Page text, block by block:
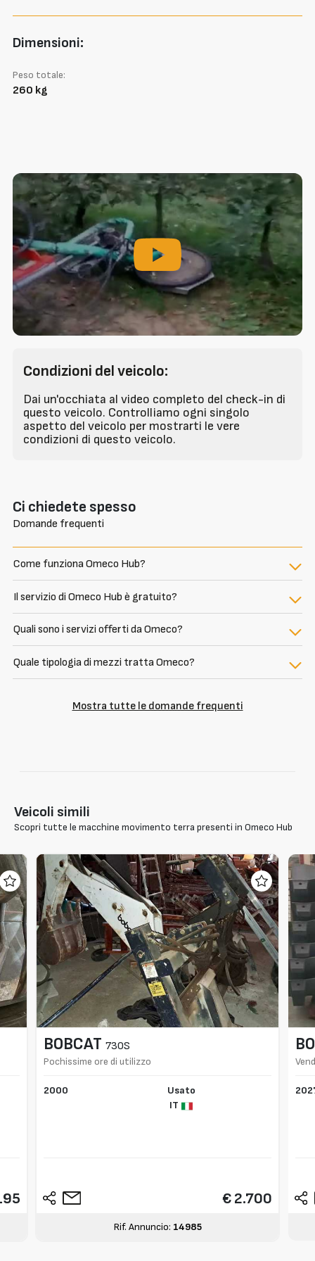
Dimensioni:
Peso totale:
260 kg
Condizioni del veicolo:
Dai un'occhiata al video completo del check-in di
questo veicolo. Controlliamo ogni singolo
aspetto del veicolo per mostrarti le vere
condizioni di questo veicolo.
Ci chiedete spesso
Domande frequenti
Come funziona Omeco Hub?
Il servizio di Omeco Hub è gratuito?
Quali sono i servizi offerti da Omeco?
Quale tipologia di mezzi tratta Omeco?
Mostra tutte le domande frequenti
Veicoli simili
Scopri tutte le macchine movimento terra presenti in Omeco Hub
BOBCAT 730S
Pochissime ore di utilizzo
2000
Usato
IT
€ 2.700
Rif. Annuncio: 14985